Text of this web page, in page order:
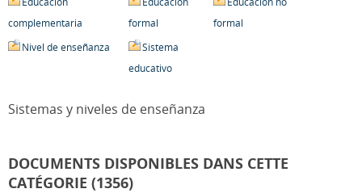
complementaria
formal
formal
Nivel de enseñanza
Sistema
educativo
Sistemas y niveles de enseñanza
DOCUMENTS DISPONIBLES DANS CETTE
CATÉGORIE (1356)